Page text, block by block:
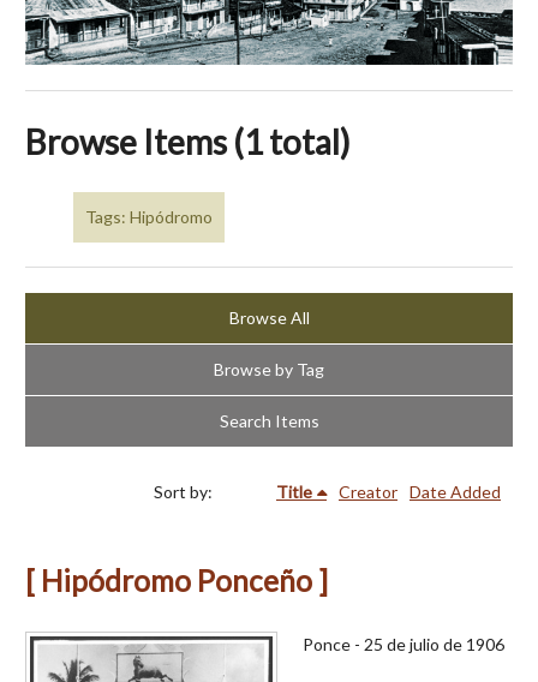
Browse Items (1 total)
Tags: Hipódromo
Browse All
Browse by Tag
Search Items
Sort by: Title Creator Date Added
[ Hipódromo Ponceño ]
Ponce - 25 de julio de 1906